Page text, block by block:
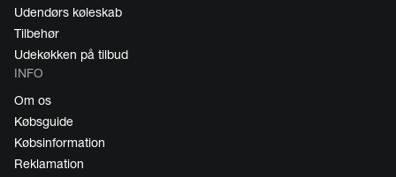
Udendørs køleskab
Tilbehør
Udekøkken på tilbud
INFO
Om os
Købsguide
Købsinformation
Reklamation